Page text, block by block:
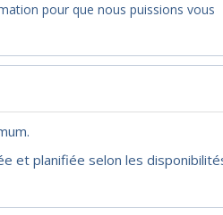
pour que nous puissions vous
et planifiée selon les